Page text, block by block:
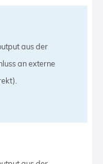
aus der
an externe